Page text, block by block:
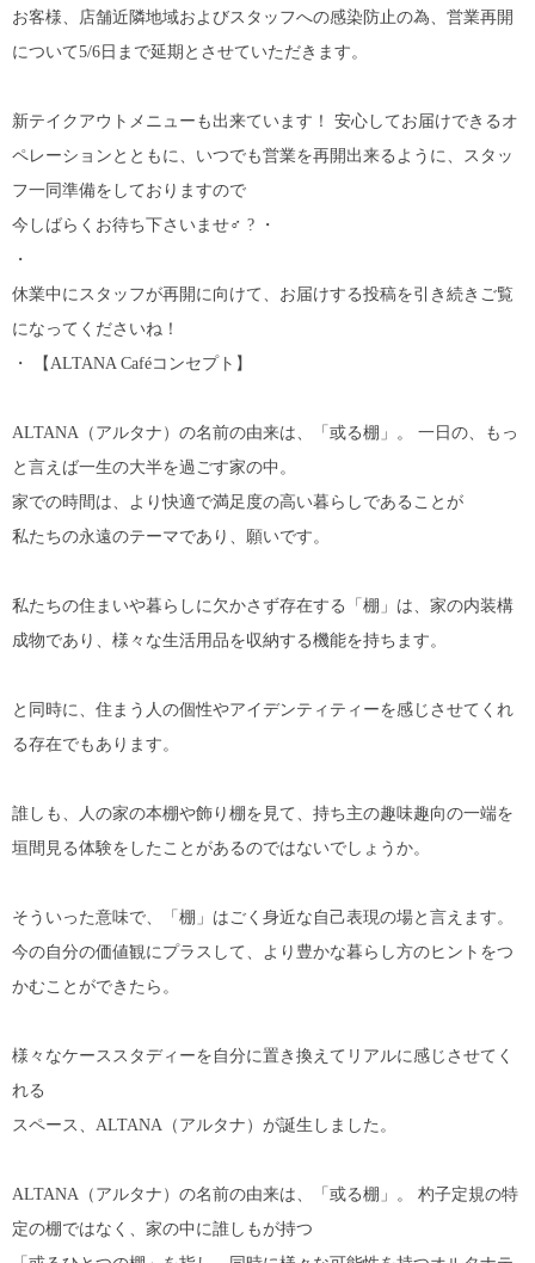
お客様、店舗近隣地域およびスタッフへの感染防止の為、営業再開
について5/6日まで延期とさせていただきます。
新テイクアウトメニューも出来ています！ 安心してお届けできるオ
ペレーションとともに、いつでも営業を再開出来るように、スタッ
フ一同準備をしておりますので
今しばらくお待ち下さいませ‍♂️ ?️ ・
・
休業中にスタッフが再開に向けて、お届けする投稿を引き続きご覧
になってくださいね！
・ 【ALTANA Caféコンセプト】
ALTANA（アルタナ）の名前の由来は、「或る棚」。 一日の、もっ
と言えば一生の大半を過ごす家の中。
家での時間は、より快適で満足度の高い暮らしであることが
私たちの永遠のテーマであり、願いです。
私たちの住まいや暮らしに欠かさず存在する「棚」は、家の内装構
成物であり、様々な生活用品を収納する機能を持ちます。
と同時に、住まう人の個性やアイデンティティーを感じさせてくれ
る存在でもあります。
誰しも、人の家の本棚や飾り棚を見て、持ち主の趣味趣向の一端を
垣間見る体験をしたことがあるのではないでしょうか。
そういった意味で、「棚」はごく身近な自己表現の場と言えます。
今の自分の価値観にプラスして、より豊かな暮らし方のヒントをつ
かむことができたら。
様々なケーススタディーを自分に置き換えてリアルに感じさせてく
れる
スペース、ALTANA（アルタナ）が誕生しました。
ALTANA（アルタナ）の名前の由来は、「或る棚」。 杓子定規の特
定の棚ではなく、家の中に誰しもが持つ